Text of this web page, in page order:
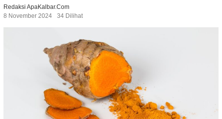
Redaksi ApaKalbar.com
8 November 2024
34 Dilihat